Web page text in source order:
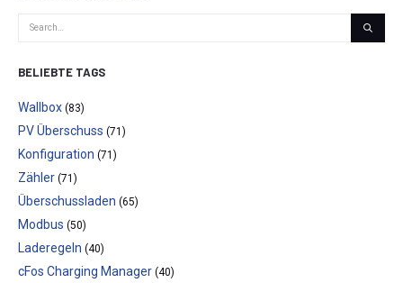
BELIEBTE TAGS
Wallbox (83)
PV Überschuss (71)
Konfiguration (71)
Zähler (71)
Überschussladen (65)
Modbus (50)
Laderegeln (40)
cFos Charging Manager (40)